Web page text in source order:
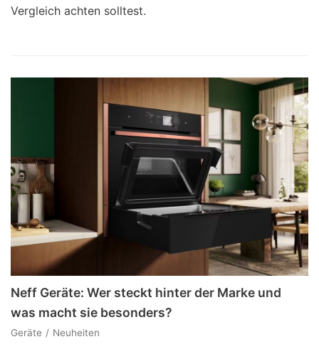
Vergleich achten solltest.
Neff Geräte: Wer steckt hinter der Marke und
was macht sie besonders?
Geräte Neuheiten